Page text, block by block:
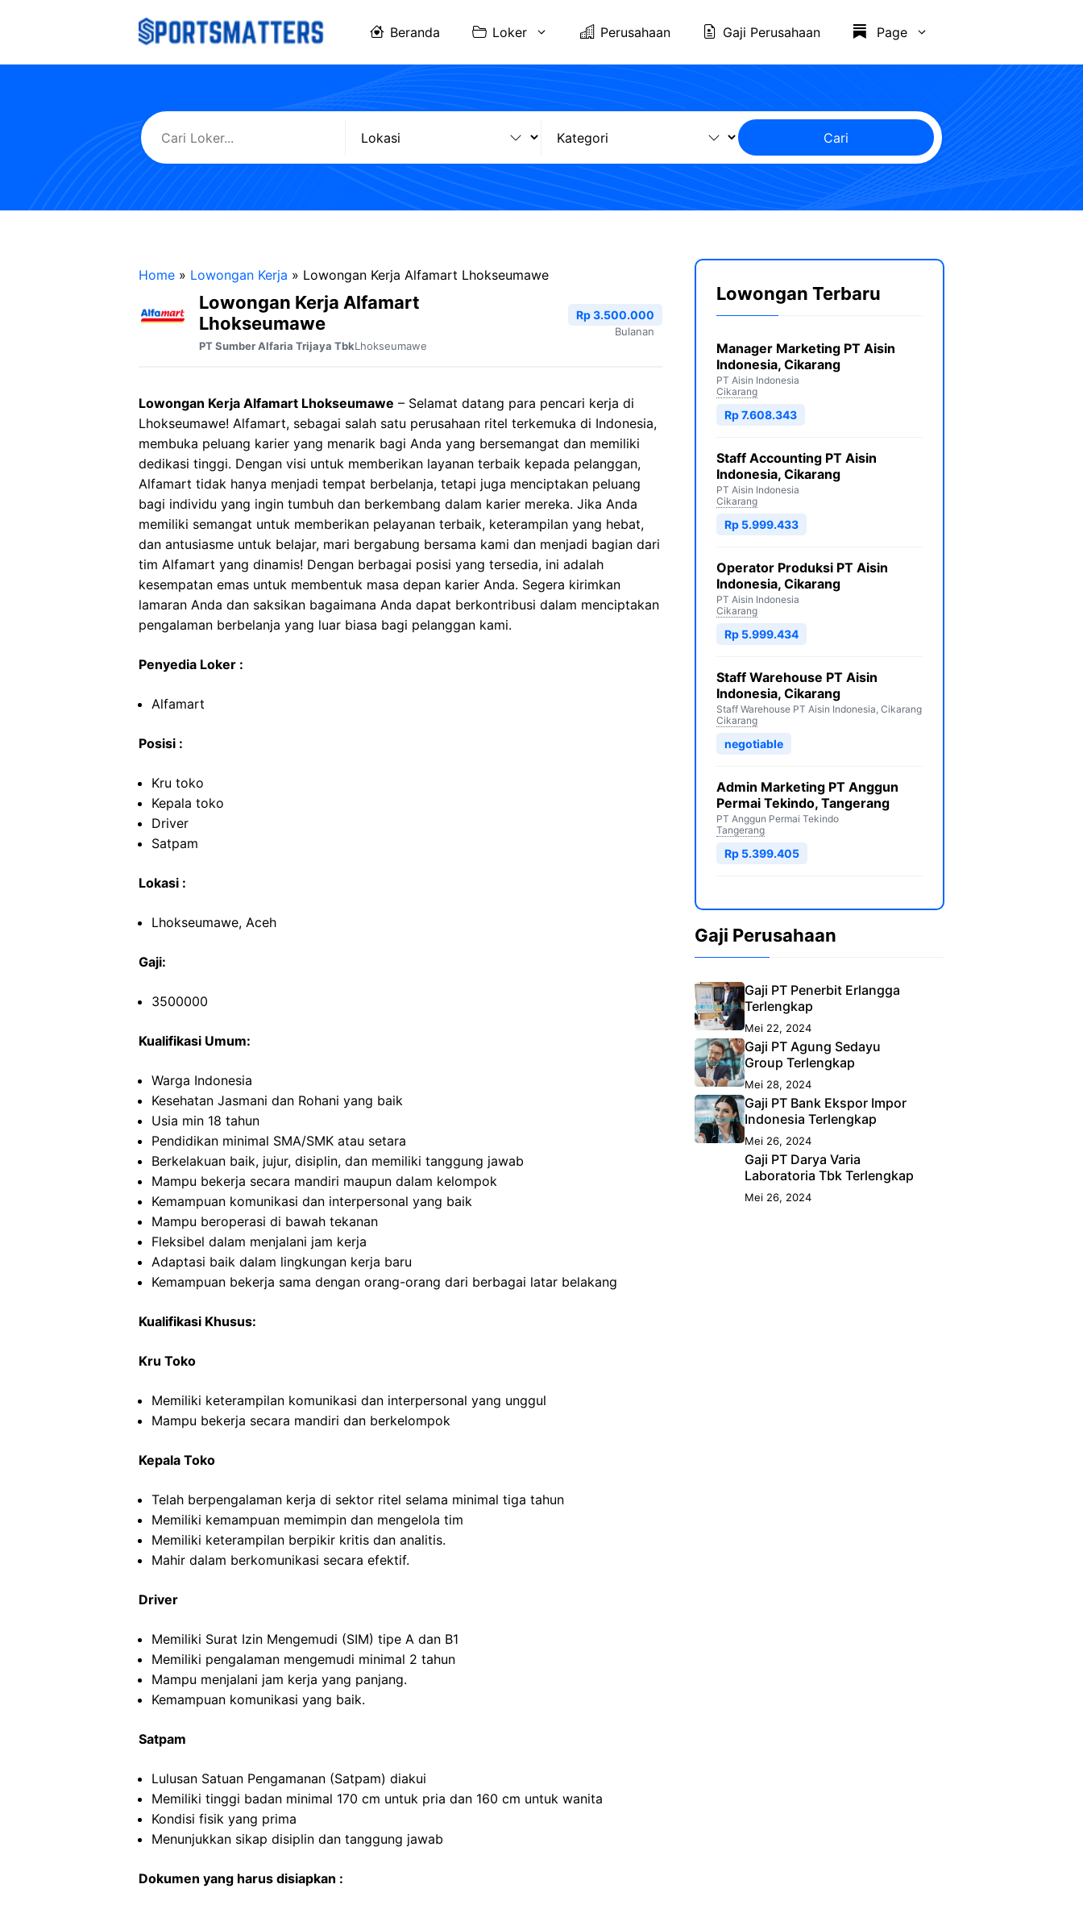
Beranda Loker Perusahaan Gaji Perusahaan Page
Cari
Home » Lowongan Kerja » Lowongan Kerja Alfamart Lhokseumawe
Lowongan Kerja Alfamart
Lhokseumawe
PT Sumber Alfaria Trijaya TbkLhokseumawe
Rp 3.500.000
Bulanan
Lowongan Kerja Alfamart Lhokseumawe – Selamat datang para pencari kerja di
Lhokseumawe! Alfamart, sebagai salah satu perusahaan ritel terkemuka di Indonesia,
membuka peluang karier yang menarik bagi Anda yang bersemangat dan memiliki
dedikasi tinggi. Dengan visi untuk memberikan layanan terbaik kepada pelanggan,
Alfamart tidak hanya menjadi tempat berbelanja, tetapi juga menciptakan peluang
bagi individu yang ingin tumbuh dan berkembang dalam karier mereka. Jika Anda
memiliki semangat untuk memberikan pelayanan terbaik, keterampilan yang hebat,
dan antusiasme untuk belajar, mari bergabung bersama kami dan menjadi bagian dari
tim Alfamart yang dinamis! Dengan berbagai posisi yang tersedia, ini adalah
kesempatan emas untuk membentuk masa depan karier Anda. Segera kirimkan
lamaran Anda dan saksikan bagaimana Anda dapat berkontribusi dalam menciptakan
pengalaman berbelanja yang luar biasa bagi pelanggan kami.
Penyedia Loker :
Alfamart
Posisi :
Kru toko
Kepala toko
Driver
Satpam
Lokasi :
Lhokseumawe, Aceh
Gaji:
3500000
Kualifikasi Umum:
Warga Indonesia
Kesehatan Jasmani dan Rohani yang baik
Usia min 18 tahun
Pendidikan minimal SMA/SMK atau setara
Berkelakuan baik, jujur, disiplin, dan memiliki tanggung jawab
Mampu bekerja secara mandiri maupun dalam kelompok
Kemampuan komunikasi dan interpersonal yang baik
Mampu beroperasi di bawah tekanan
Fleksibel dalam menjalani jam kerja
Adaptasi baik dalam lingkungan kerja baru
Kemampuan bekerja sama dengan orang-orang dari berbagai latar belakang
Kualifikasi Khusus:
Kru Toko
Memiliki keterampilan komunikasi dan interpersonal yang unggul
Mampu bekerja secara mandiri dan berkelompok
Kepala Toko
Telah berpengalaman kerja di sektor ritel selama minimal tiga tahun
Memiliki kemampuan memimpin dan mengelola tim
Memiliki keterampilan berpikir kritis dan analitis.
Mahir dalam berkomunikasi secara efektif.
Driver
Memiliki Surat Izin Mengemudi (SIM) tipe A dan B1
Memiliki pengalaman mengemudi minimal 2 tahun
Mampu menjalani jam kerja yang panjang.
Kemampuan komunikasi yang baik.
Satpam
Lulusan Satuan Pengamanan (Satpam) diakui
Memiliki tinggi badan minimal 170 cm untuk pria dan 160 cm untuk wanita
Kondisi fisik yang prima
Menunjukkan sikap disiplin dan tanggung jawab
Dokumen yang harus disiapkan :
Lowongan Terbaru
Manager Marketing PT Aisin
Indonesia, Cikarang
PT Aisin Indonesia
Cikarang
Rp 7.608.343
Staff Accounting PT Aisin
Indonesia, Cikarang
PT Aisin Indonesia
Cikarang
Rp 5.999.433
Operator Produksi PT Aisin
Indonesia, Cikarang
PT Aisin Indonesia
Cikarang
Rp 5.999.434
Staff Warehouse PT Aisin
Indonesia, Cikarang
Staff Warehouse PT Aisin Indonesia, Cikarang
Cikarang
negotiable
Admin Marketing PT Anggun
Permai Tekindo, Tangerang
PT Anggun Permai Tekindo
Tangerang
Rp 5.399.405
Gaji Perusahaan
Gaji PT Penerbit Erlangga
Terlengkap
Mei 22, 2024
Gaji PT Agung Sedayu
Group Terlengkap
Mei 28, 2024
Gaji PT Bank Ekspor Impor
Indonesia Terlengkap
Mei 26, 2024
Gaji PT Darya Varia
Laboratoria Tbk Terlengkap
Mei 26, 2024